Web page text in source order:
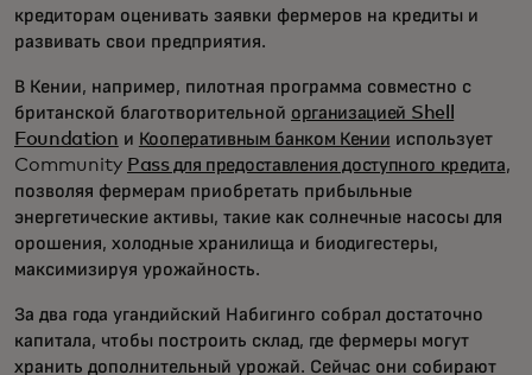
кредиторам оценивать заявки фермеров на кредиты и
развивать свои предприятия.
В Кении, например, пилотная программа совместно с
британской благотворительной организацией Shell
Foundation и Кооперативным банком Кении использует
Community Pass для предоставления доступного кредита,
позволяя фермерам приобретать прибыльные
энергетические активы, такие как солнечные насосы для
орошения, холодные хранилища и биодигестеры,
максимизируя урожайность.
За два года угандийский Набигинго собрал достаточно
капитала, чтобы построить склад, где фермеры могут
хранить дополнительный урожай. Сейчас они собирают